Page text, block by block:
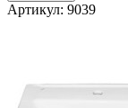
Артикул: 9039